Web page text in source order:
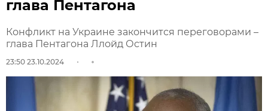
глава Пентагона
Конфликт на Украине закончится переговорами –
глава Пентагона Ллойд Остин
23:50 23.10.2024